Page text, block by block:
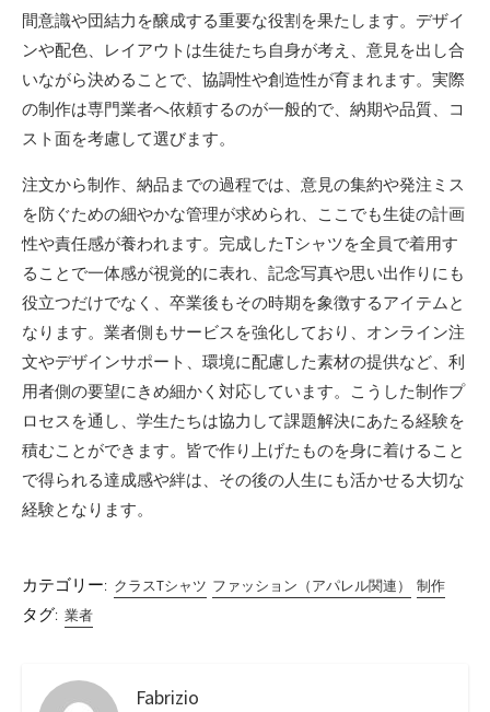
間意識や団結力を醸成する重要な役割を果たします。デザイ
ンや配色、レイアウトは生徒たち自身が考え、意見を出し合
いながら決めることで、協調性や創造性が育まれます。実際
の制作は専門業者へ依頼するのが一般的で、納期や品質、コ
スト面を考慮して選びます。
注文から制作、納品までの過程では、意見の集約や発注ミス
を防ぐための細やかな管理が求められ、ここでも生徒の計画
性や責任感が養われます。完成したTシャツを全員で着用す
ることで一体感が視覚的に表れ、記念写真や思い出作りにも
役立つだけでなく、卒業後もその時期を象徴するアイテムと
なります。業者側もサービスを強化しており、オンライン注
文やデザインサポート、環境に配慮した素材の提供など、利
用者側の要望にきめ細かく対応しています。こうした制作プ
ロセスを通し、学生たちは協力して課題解決にあたる経験を
積むことができます。皆で作り上げたものを身に着けること
で得られる達成感や絆は、その後の人生にも活かせる大切な
経験となります。
カテゴリー: クラスTシャツ ファッション（アパレル関連） 制作
タグ: 業者
Fabrizio